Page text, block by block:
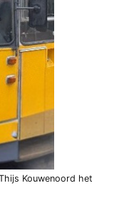
Kouwenoord het